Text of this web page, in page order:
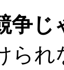
争じ
られ